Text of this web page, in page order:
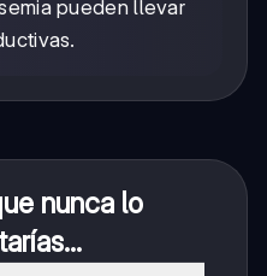
pueden llevar
nunca lo